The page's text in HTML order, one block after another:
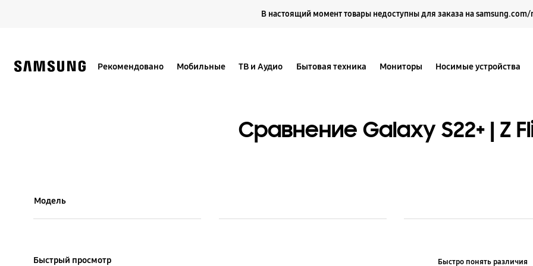
В настоящий момент товары недоступны для заказа на samsung.com/
Рекомендовано Мобильные ТВ и Аудио Бытовая техника Мониторы Носимые устройства
Сравнение Galaxy S22+ | Z
Модель
Быстрый просмотр
Быстро понять различия